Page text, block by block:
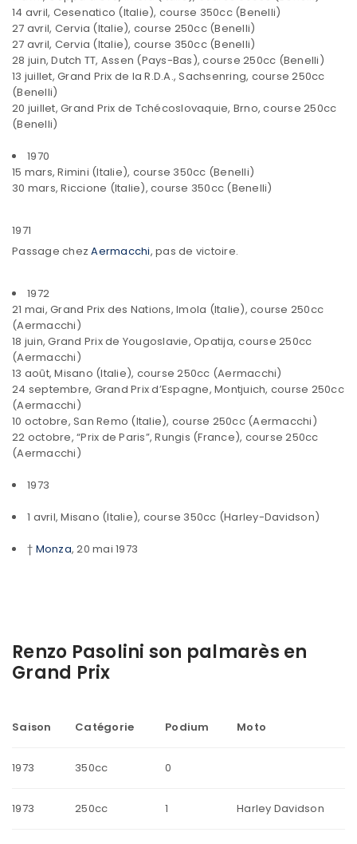
14 avril, Cesenatico (Italie), course 350cc (Benelli)
27 avril, Cervia (Italie), course 250cc (Benelli)
27 avril, Cervia (Italie), course 350cc (Benelli)
28 juin, Dutch TT, Assen (Pays-Bas), course 250cc (Benelli)
13 juillet, Grand Prix de la R.D.A., Sachsenring, course 250cc
(Benelli)
20 juillet, Grand Prix de Tchécoslovaquie, Brno, course 250cc
(Benelli)
1970
15 mars, Rimini (Italie), course 350cc (Benelli)
30 mars, Riccione (Italie), course 350cc (Benelli)
1971
Passage chezAermacchi, pas de victoire.
1972
21 mai, Grand Prix des Nations, Imola (Italie), course 250cc
(Aermacchi)
18 juin, Grand Prix de Yougoslavie, Opatija, course 250cc
(Aermacchi)
13 août, Misano (Italie), course 250cc (Aermacchi)
24 septembre, Grand Prix d’Espagne, Montjuich, course 250cc
(Aermacchi)
10 octobre, San Remo (Italie), course 250cc (Aermacchi)
22 octobre, “Prix de Paris”, Rungis (France), course 250cc
(Aermacchi)
1973
1 avril, Misano (Italie), course 350cc (Harley-Davidson)
† Monza, 20 mai 1973
Renzo Pasolini son palmarès en
Grand Prix
Saison Catégorie Podium Moto
1973 350cc 0
1973 250cc 1 Harley Davidson